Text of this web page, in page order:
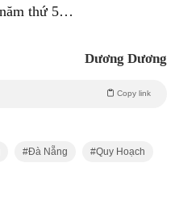
thứ 5…
Dương Dương
Copy link
Đà Nẵng Quy Hoạch